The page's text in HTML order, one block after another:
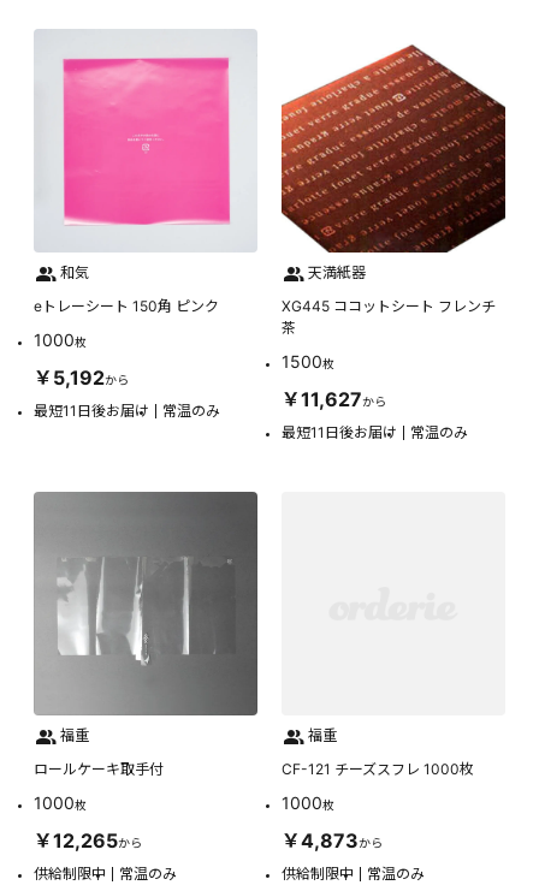
和気
eトレーシート 150角 ピンク
1000枚
￥5,192から
最短11日後お届け 常温のみ
天満紙器
XG445 ココットシート フレンチ
茶
1500枚
￥11,627から
最短11日後お届け 常温のみ
福重
ロールケーキ取手付
1000枚
￥12,265から
供給制限中 常温のみ
福重
CF-121 チーズスフレ 1000枚
1000枚
￥4,873から
供給制限中 常温のみ